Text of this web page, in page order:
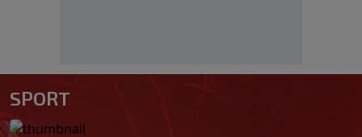
SPORT